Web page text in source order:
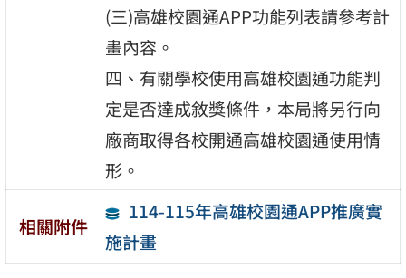
(三)高雄校園通APP功能列表請參考計
畫內容。
四、有關學校使用高雄校園通功能判
定是否達成敘獎條件，本局將另行向
廠商取得各校開通高雄校園通使用情
形。
相關附件
114-115年高雄校園通APP推廣實
施計畫